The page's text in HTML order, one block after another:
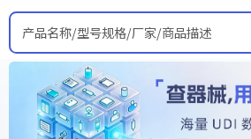
产品名称/型号规格/厂家/商品描述